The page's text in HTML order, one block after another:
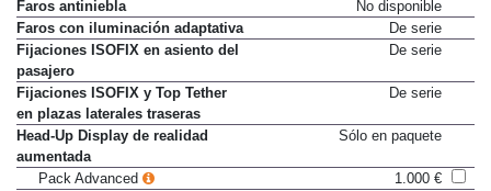
Faros antiniebla
No disponible
Faros con iluminación adaptativa
De serie
Fijaciones ISOFIX en asiento del
pasajero
De serie
Fijaciones ISOFIX y Top Tether
en plazas laterales traseras
De serie
Head-Up Display de realidad
aumentada
Sólo en paquete
Pack Advanced
1.000 €